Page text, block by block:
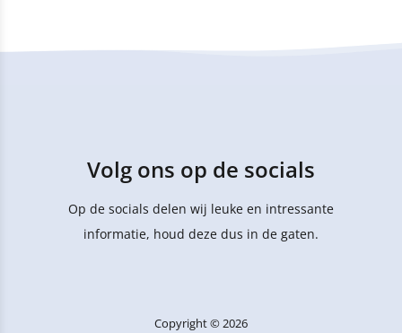
Volg ons op de socials
Op de socials delen wij leuke en intressante
informatie, houd deze dus in de gaten.
Copyright © 2026